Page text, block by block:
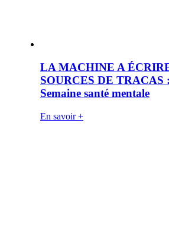
LA MACHINE A
SOURCES DE TRACAS
Semaine santé mentale
En savoir +